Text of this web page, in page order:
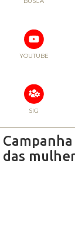
YOUTUBE
SIG
das